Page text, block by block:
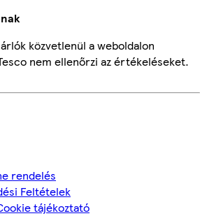
közvetlenül a weboldalon
nem ellenőrzi az értékeléseket.
rendelés
Feltételek
tájékoztató